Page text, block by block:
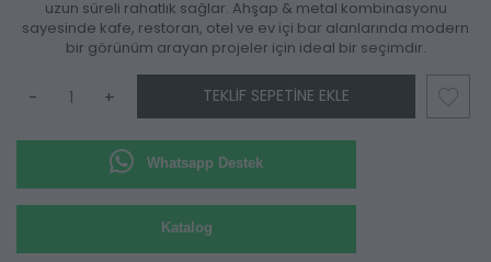
uzun süreli rahatlık sağlar. Ahşap & metal kombinasyonu
sayesinde kafe, restoran, otel ve ev içi bar alanlarında modern
bir görünüm arayan projeler için ideal bir seçimdir.
- + TEKLIF SEPETINE EKLE
Whatsapp Destek
Katalog